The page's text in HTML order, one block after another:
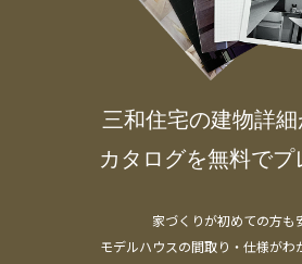
三和住宅の建物詳細
カタログを無料でプ
家づくりが初めての方も
モデルハウスの間取り・仕様がわ